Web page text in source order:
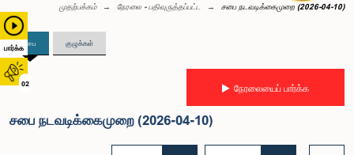
பார்க்க
02
முதற்பக்கம் நேரலை - பதிவுருத்தப்பட்ட சபை நடவடிக்கைமுறை (2026-04-10)
சபை குழுக்கள்
நேரலையைப் பார்க்க
சபை நடவடிக்கைமுறை (2026-04-10)